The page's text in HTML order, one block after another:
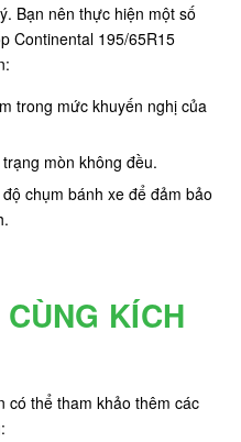
Bạn nên thực hiện một số
Continental 195/65R15
trong mức khuyến nghị của
mòn không đều.
chụm bánh xe để đảm bảo
KÍCH
có thể tham khảo thêm các